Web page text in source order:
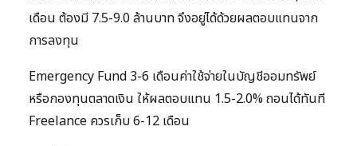
เดือน ต้องมี 7.5-9.0 ล้านบาท จึงอยู่ได้ด้วยผลตอบแทนจาก
การลงทุน
Emergency Fund 3-6 เดือนค่าใช้จ่ายในบัญชีออมทรัพย์
หรือกองทุนตลาดเงิน ให้ผลตอบแทน 1.5-2.0% ถอนได้ทันที
Freelance ควรเก็บ 6-12 เดือน